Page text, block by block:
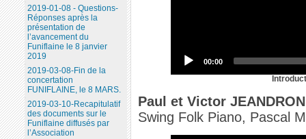
00:00
Paul et Victor JEANDRON
Swing Folk Piano, Pascal
2019-01-08 - Questions-
Réponses après la
présentation de
l’avancement du
Funiflaine le 8 janvier
2019
2019-03-08-Fin de la
concertation
FUNIFLAINE, le 8 MARS.
2019-03-10-Recapitulatif
des documents sur le
Funiflaine diffusés par
l’Association